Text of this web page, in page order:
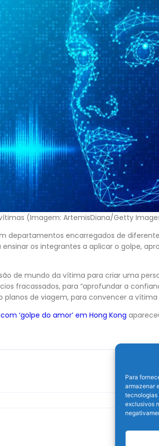
Para
armazenar
tecnologias
exclusivos
(Imagem: ArtemisDiana/Getty
departamentos encarregados de
os integrantes a aplicar o golpe,
de mundo da vítima para criar uma
fracassados, para “aprofundar a
planos de viagem, para convencer a
‘golpe do amor’ em Hong Kong